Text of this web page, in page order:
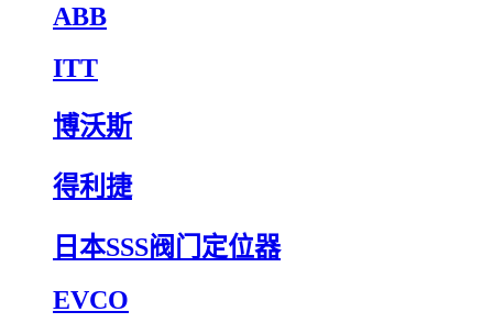
ABB
ITT
博沃斯
得利捷
日本SSS阀门定位器
EVCO